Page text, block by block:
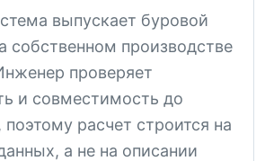
выпускает буровой
собственном производстве
проверяет
и совместимость до
поэтому расчет строится на
а не на описании